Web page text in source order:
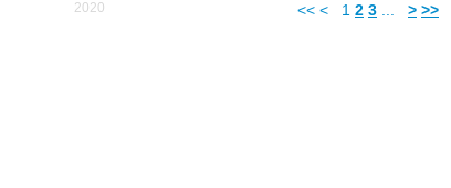
<< < 1 2 3 > >>